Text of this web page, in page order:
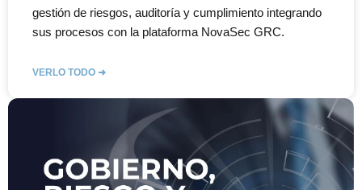
gestión de riesgos, auditoría y cumplimiento integrando
sus procesos con la plataforma NovaSec GRC.
VERLO TODO ➜